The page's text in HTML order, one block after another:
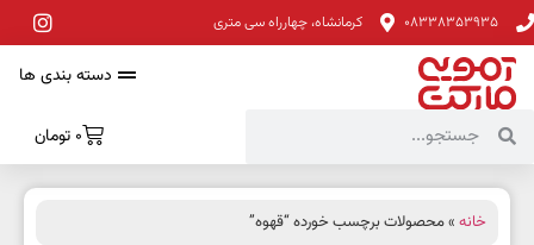
08338353935 کرمانشاه، چهارراه سی متری
دسته بندی ها
0 تومان
خانه » محصولات برچسب خورده “قهوه”